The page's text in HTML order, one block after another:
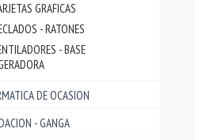
GRAFICAS
- RATONES
- BASE
DE OCASION
- GANGA